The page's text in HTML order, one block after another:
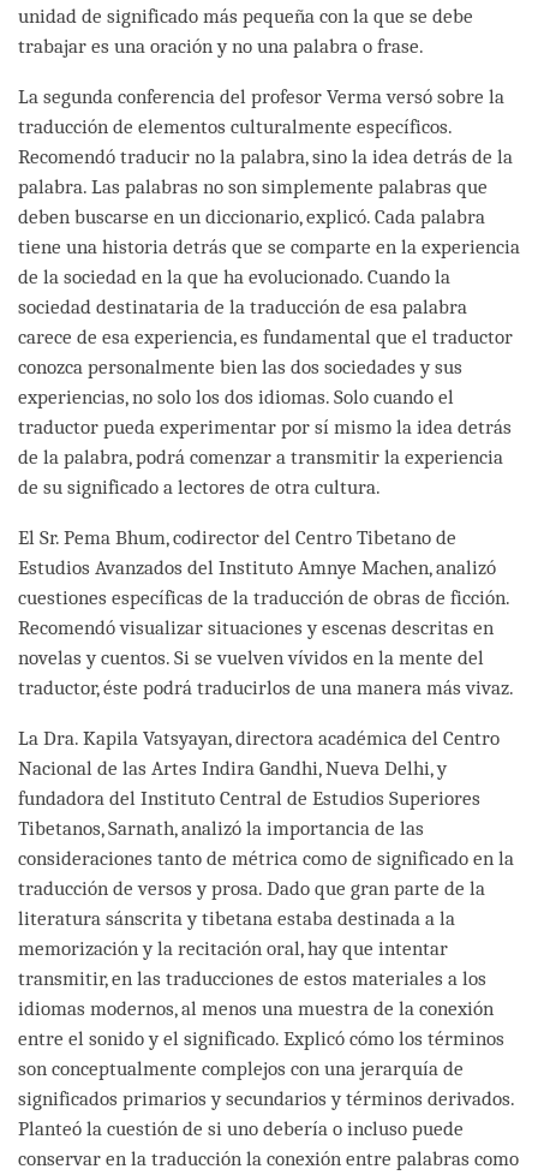
unidad de significado más pequeña con la que se debe
trabajar es una oración y no una palabra o frase.
La segunda conferencia del profesor Verma versó sobre la
traducción de elementos culturalmente específicos.
Recomendó traducir no la palabra, sino la idea detrás de la
palabra. Las palabras no son simplemente palabras que
deben buscarse en un diccionario, explicó. Cada palabra
tiene una historia detrás que se comparte en la experiencia
de la sociedad en la que ha evolucionado. Cuando la
sociedad destinataria de la traducción de esa palabra
carece de esa experiencia, es fundamental que el traductor
conozca personalmente bien las dos sociedades y sus
experiencias, no solo los dos idiomas. Solo cuando el
traductor pueda experimentar por sí mismo la idea detrás
de la palabra, podrá comenzar a transmitir la experiencia
de su significado a lectores de otra cultura.
El Sr. Pema Bhum, codirector del Centro Tibetano de
Estudios Avanzados del Instituto Amnye Machen, analizó
cuestiones específicas de la traducción de obras de ficción.
Recomendó visualizar situaciones y escenas descritas en
novelas y cuentos. Si se vuelven vívidos en la mente del
traductor, éste podrá traducirlos de una manera más vivaz.
La Dra. Kapila Vatsyayan, directora académica del Centro
Nacional de las Artes Indira Gandhi, Nueva Delhi, y
fundadora del Instituto Central de Estudios Superiores
Tibetanos, Sarnath, analizó la importancia de las
consideraciones tanto de métrica como de significado en la
traducción de versos y prosa. Dado que gran parte de la
literatura sánscrita y tibetana estaba destinada a la
memorización y la recitación oral, hay que intentar
transmitir, en las traducciones de estos materiales a los
idiomas modernos, al menos una muestra de la conexión
entre el sonido y el significado. Explicó cómo los términos
son conceptualmente complejos con una jerarquía de
significados primarios y secundarios y términos derivados.
Planteó la cuestión de si uno debería o incluso puede
conservar en la traducción la conexión entre palabras como